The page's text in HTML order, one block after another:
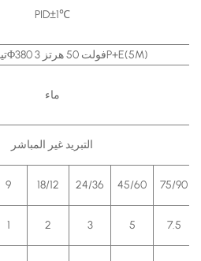
PID±1℃
تيار متردد 3Φ380 فولت 50 هرتز 3P+E(5M)
ماء
التبريد غير المباشر
9 18/12 24/36 45/60 75/90
1 2 3 5 7.5